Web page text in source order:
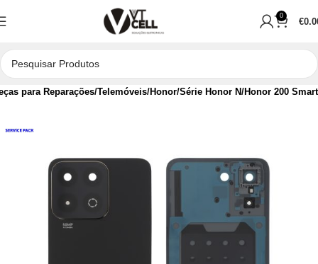
0
€
para Reparações Telemóveis Honor Série Honor N Honor 200 Smart